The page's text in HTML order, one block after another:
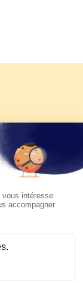
de KTO
Léon
KTO le
et
2026